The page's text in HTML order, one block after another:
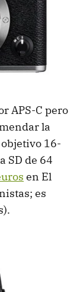
APS-C pero
la
16-
SD de 64
en El
es